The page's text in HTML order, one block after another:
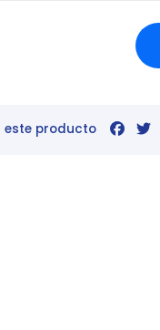
este producto